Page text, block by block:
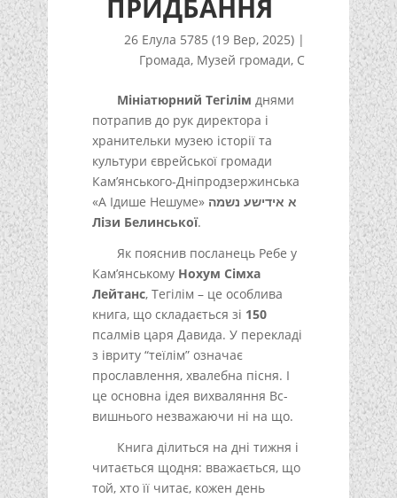
ПРИДБАННЯ
26 Елула 5785 (19 Вер, 2025) |
Громада, Музей громади, С
Мініатюрний Тегілім днями
потрапив до рук директора і
хранительки музею історії та
культури єврейської громади
Кам’янського-Дніпродзержинська
«А Ідише Нешуме» א אידישע נשמה
Лізи Белинської.
Як пояснив посланець Ребе у
Кам’янському Нохум Сімха
Лейтанс, Тегілім – це особлива
книга, що складається зі 150
псалмів царя Давида. У перекладі
з івриту “теїлім” означає
прославлення, хвалебна пісня. І
це основна ідея вихваляння Вс-
вишнього незважаючи ні на що.
Книга ділиться на дні тижня і
читається щодня: вважається, що
той, хто її читає, кожен день